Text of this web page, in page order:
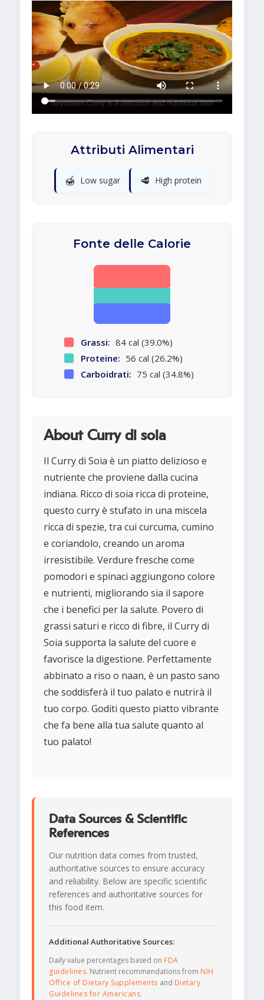
Attributi Alimentari
🍯 Low sugar 🥩 High protein
Fonte delle Calorie
Grassi: 84 cal (39.0%)
Proteine: 56 cal (26.2%)
Carboidrati: 75 cal (34.8%)
About Curry di soia
Il Curry di Soia è un piatto delizioso e
nutriente che proviene dalla cucina
indiana. Ricco di soia ricca di proteine,
questo curry è stufato in una miscela
ricca di spezie, tra cui curcuma, cumino
e coriandolo, creando un aroma
irresistibile. Verdure fresche come
pomodori e spinaci aggiungono colore
e nutrienti, migliorando sia il sapore
che i benefici per la salute. Povero di
grassi saturi e ricco di fibre, il Curry di
Soia supporta la salute del cuore e
favorisce la digestione. Perfettamente
abbinato a riso o naan, è un pasto sano
che soddisferà il tuo palato e nutrirà il
tuo corpo. Goditi questo piatto vibrante
che fa bene alla tua salute quanto al
tuo palato!
Data Sources & Scientific
References
Our nutrition data comes from trusted,
authoritative sources to ensure accuracy
and reliability. Below are specific scientific
references and authoritative sources for
this food item.
Additional Authoritative Sources:
Daily value percentages based on FDA
guidelines. Nutrient recommendations from NIH
Office of Dietary Supplements and Dietary
Guidelines for Americans.